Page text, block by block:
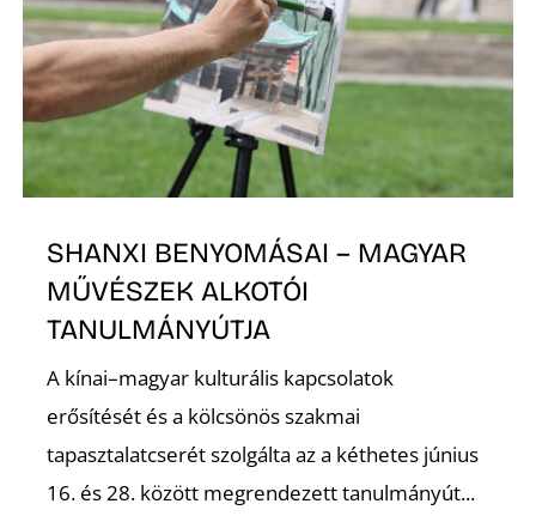
SHANXI BENYOMÁSAI – MAGYAR
MŰVÉSZEK ALKOTÓI
TANULMÁNYÚTJA
A kínai–magyar kulturális kapcsolatok
erősítését és a kölcsönös szakmai
tapasztalatcserét szolgálta az a kéthetes június
16. és 28. között megrendezett tanulmányút...